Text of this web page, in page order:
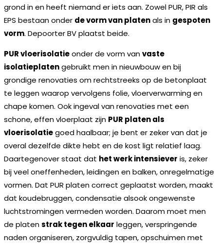
grond in en heeft niemand er iets aan. Zowel PUR, PIR als
EPS bestaan onder de vorm van platenals in gespoten
vorm. Depoorter BV plaatst beide.
PUR vloerisolatieonder de vorm vanvaste
isolatieplatengebruikt men in nieuwbouw en bij
grondige renovaties om rechtstreeks op de betonplaat
te leggen waarop vervolgens folie, vloerverwarming en
chape komen. Ook ingeval van renovaties met een
schone, effen vloerplaat zijn PUR platen als
vloerisolatiegoed haalbaar; je bent er zeker van dat je
overal dezelfde dikte hebt en de kost ligt relatief laag.
Daartegenover staat dat het werk intensiever is, zeker
bij veel oneffenheden, leidingen en balken, onregelmatige
vormen. Dat PUR platen correct geplaatst worden, maakt
dat koudebruggen, condensatie alsook ongewenste
luchtstromingen vermeden worden. Daarom moet men
de platenstrak tegen elkaar leggen, verspringende
naden organiseren, zorgvuldig tapen, opschuimen met